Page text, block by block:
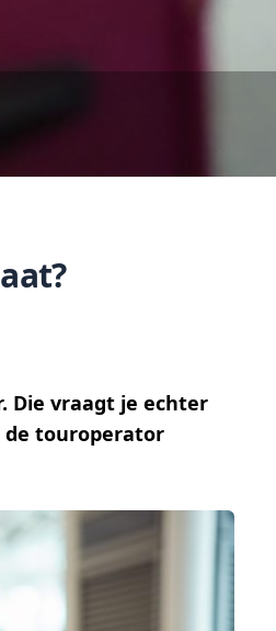
Die vraagt je echter
de touroperator